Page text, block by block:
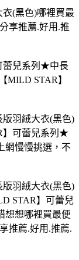
(黑色)哪裡買最
享推薦.好用.推
蕾兒系列★中長
MILD STAR】
羽絨大衣(黑色)
】可蕾兒系列★
網慢慢挑選，不
羽絨大衣(黑色)
STAR】可蕾兒
想想哪裡買最便
推薦.好用.推薦.